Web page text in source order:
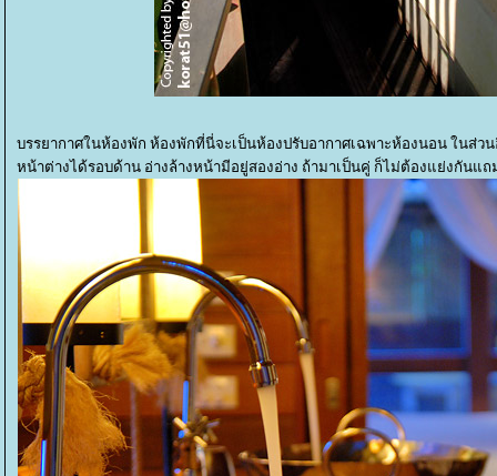
บรรยากาศในห้องพัก ห้องพักที่นี่จะเป็นห้องปรับอากาศเฉพาะห้องนอน ในส่ว
หน้าต่างได้รอบด้าน อ่างล้างหน้ามีอยู่สองอ่าง ถ้ามาเป็นคู่ ก็ไม่ต้องแย่งกันแ